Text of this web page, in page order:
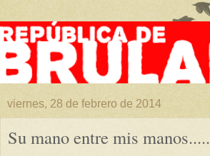
viernes, 28 de febrero de 2014
Su mano entre mis manos.....